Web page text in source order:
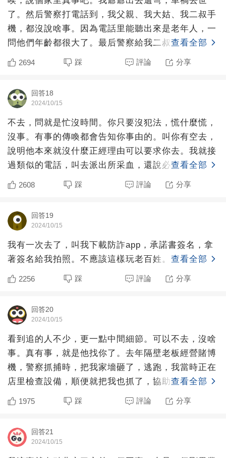
了。然后警察打電話到，我父親、我大姑、我二叔手
機，都沒說啥事。因為電話里能聽出來是老年人，一
問他們年齡都很大了。最后警察給我二叔大電話的時
候，問了一句家里有
查看全部
2694 踩 評論 分享
回答18
2024/10/15
不去，問就是忙沒時間。你只要沒犯法，慌什麼慌，
沒事。有事的傳喚都會告知你事由的。叫你有空去，
說明他本來就沒什麼正經理由可以要求你去。我就接
過類似的電話，叫去派出所采血，還說必須去。我說
沒時間，改天去。
查看全部
2608 踩 評論 分享
回答19
2024/10/15
我有一次去了，叫我下載防詐app，承諾書簽名，拿
著簽名給我拍照。不應該這樣玩老百姓。 查看全部
2256 踩 評論 分享
回答20
2024/10/15
看到追的人不少，更一點中間細節。可以不去，沒啥
事。真有事，就是他找你了。去年隔壁老板經營賭博
機，警察抓捕時，把我家墻砸了，逃跑，我當時正在
店里檢查設備，順便就把我也抓了，協助調查了一
宿。讓我們在現場蹲
查看全部
1975 踩 評論 分享
回答21
2024/10/15